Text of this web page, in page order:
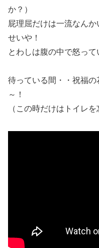
か？）
屁理屈だけは一流なん
せいや！
とわしは腹の中で怒って
待っている間・・祝福
～！
（この時だけはトイレを